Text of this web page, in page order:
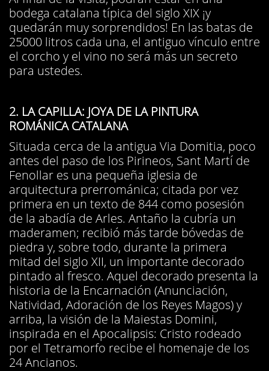
bodega catalana típica del siglo XIX ¡y
quedarán muy sorprendidos! En las batas de
25000 litros cada una, el antiguo vínculo entre
el corcho y el vino no será más un secreto
para ustedes.
2. LA CAPILLA: JOYA DE LA PINTURA
ROMÁNICA CATALANA
Situada cerca de la antigua Via Domitia, poco
antes del paso de los Pirineos, Sant Martí de
Fenollar es una pequeña iglesia de
arquitectura prerrománica; citada por vez
primera en un texto de 844 como posesión
de la abadía de Arles. Antaño la cubría un
maderamen; recibió más tarde bóvedas de
piedra y, sobre todo, durante la primera
mitad del siglo XII, un importante decorado
pintado al fresco. Aquel decorado presenta la
historia de la Encarnación (Anunciación,
Natividad, Adoración de los Reyes Magos) y
arriba, la visión de la Maiestas Domini,
inspirada en el Apocalipsis: Cristo rodeado
por el Tetramorfo recibe el homenaje de los
24 Ancianos.